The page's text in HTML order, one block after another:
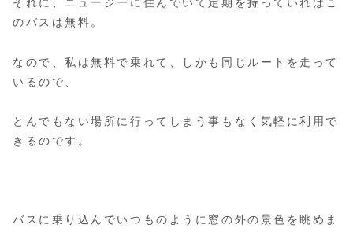
それに、ニュージーに住んでいて定期を持っていればこ
のバスは無料。
なので、私は無料で乗れて、しかも同じルートを走って
いるので、
とんでもない場所に行ってしまう事もなく気軽に利用で
きるのです。
バスに乗り込んでいつものように窓の外の景色を眺めま